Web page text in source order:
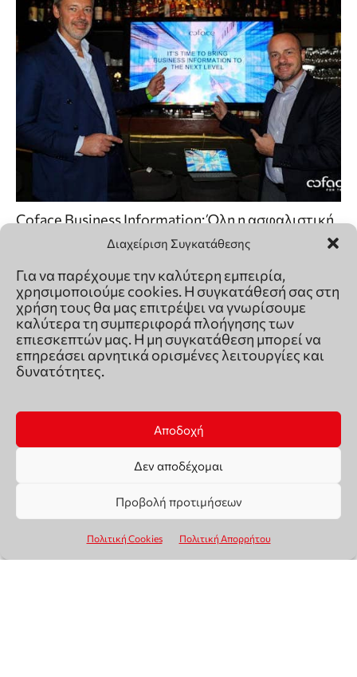
Διαχείριση Συγκατάθεσης
Για να παρέχουμε την καλύτερη εμπειρία,
χρησιμοποιούμε cookies. Η συγκατάθεσή σας στη
χρήση τους θα μας επιτρέψει να γνωρίσουμε
καλύτερα τη συμπεριφορά πλοήγησης των
επιεσκεπτών μας. Η μη συγκατάθεση μπορεί να
επηρεάσει αρνητικά ορισμένες λειτουργίες και
δυνατότητες.
Αποδοχή
Δεν αποδέχομαι
Προβολή προτιμήσεων
Πολιτική Cookies Πολιτική Απορρήτου